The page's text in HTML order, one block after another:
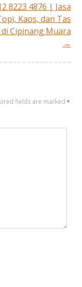
8223 4876 | Jasa
Kaos, dan Tas
di Cipinang Muara
→
fields are marked*